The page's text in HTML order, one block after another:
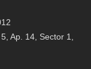
Ap. 14, Sector 1,